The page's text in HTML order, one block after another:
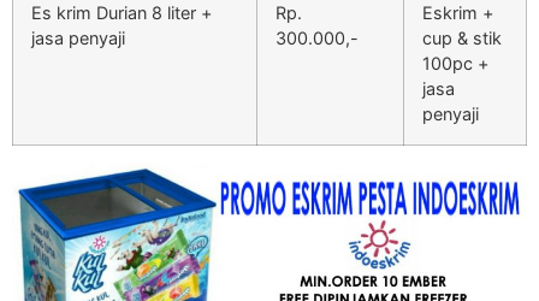
Es krim Durian 8 liter +
jasa penyaji
Rp.
300.000,-
Eskrim +
cup & stik
100pc +
jasa
penyaji